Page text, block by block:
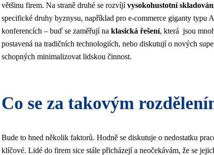
většinu firem. Na straně druhé se rozvíjívysokohustotní
specifické druhy byznysu, například pro e-commerce giganty typu
konferencích – buď se zaměřují na klasická řešení, která jsou
postavená na tradičních technologiích, nebo diskutují o nových
schopných minimalizovat lidskou činnost.
Co se za takovým
Bude to hned několik faktorů. Hodně se diskutuje o nedostatku
klíčové. Lidé do firem sice stále přicházejí a neočekávám, že se